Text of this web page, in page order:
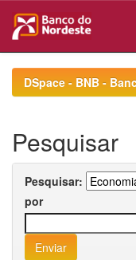
navigationDSpace - BNB -
Pesquisar
Pesquisar:
por